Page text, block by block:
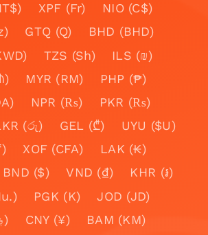
XPF (Fr)
NIO (C$)
GTQ (Q)
BHD (BHD)
TZS (Sh)
ILS (₪)
MYR (RM)
PHP (₱)
NPR (₨)
PKR (₨)
(රු) GEL (₾)
UYU ($U)
XOF (CFA)
LAK (₭)
BND ($) VND (₫)
KHR (៛)
PGK (K)
JOD (JD)
AFN (؋)
CNY (¥)
BAM (KM)